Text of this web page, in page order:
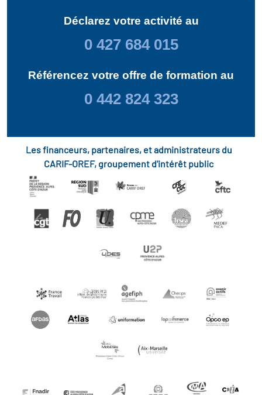
Déclarez votre activité au
0 427 684 015
Référencez votre offre de formation au
0 442 824 323
Les financeurs, partenaires, et administrateurs du
CARIF-OREF, groupement d'intérêt public